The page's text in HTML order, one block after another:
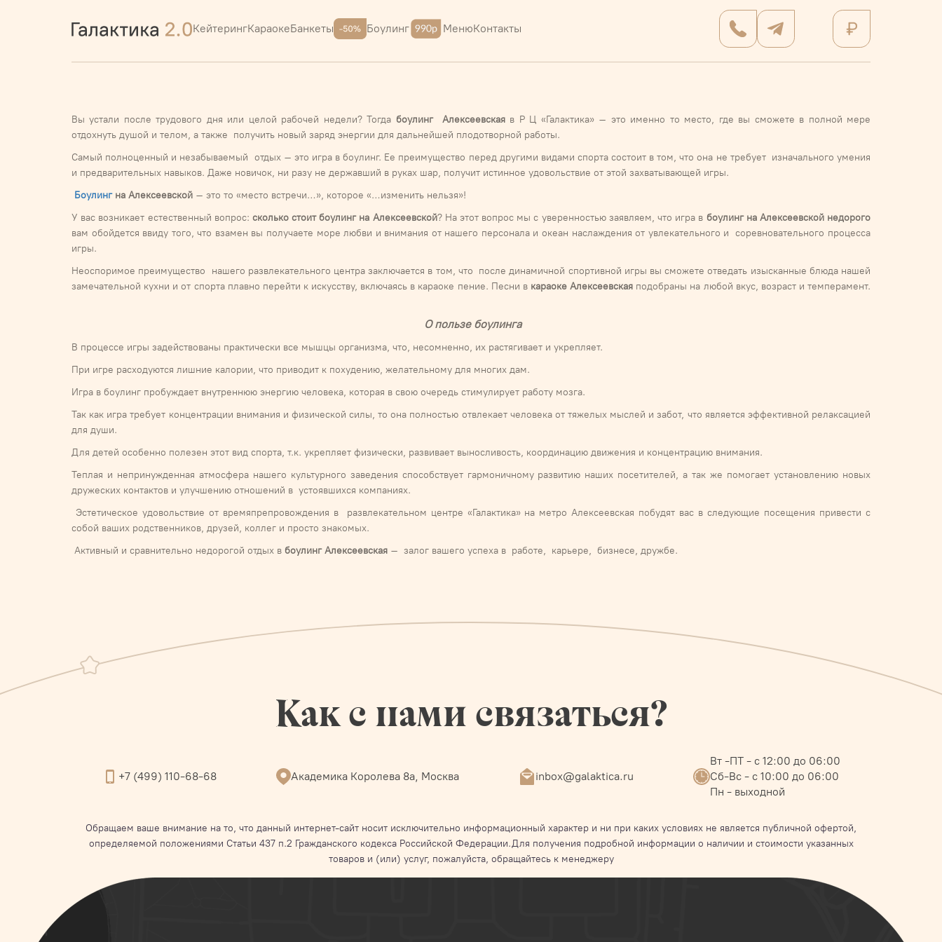
КейтерингКараокеБанкеты Боулинг МенюКонтакты
Вы устали после трудового дня или целой рабочей недели? Тогда боулинг Алексеевскаяв Р Ц «Галактика» – это именно то место, где вы сможете в полной мере
отдохнуть душой и телом, а также получить новый заряд энергии для дальнейшей плодотворной работы.
Самый полноценный и незабываемый отдых – это игра в боулинг. Ее преимущество перед другими видами спорта состоит в том, что она не требует изначального умения
и предварительных навыков. Даже новичок, ни разу не державший в руках шар, получит истинное удовольствие от этой захватывающей игры.
Боулингна Алексеевской – это то «место встречи…», которое «…изменить нельзя»!
У вас возникает естественный вопрос: сколько стоит боулинг на Алексеевской? На этот вопрос мы с уверенностью заявляем, что игра в боулинг на Алексеевской недорого
вам обойдется ввиду того, что взамен вы получаете море любви и внимания от нашего персонала и океан наслаждения от увлекательного и соревновательного процесса
игры.
Неоспоримое преимущество нашего развлекательного центра заключается в том, что после динамичной спортивной игры вы сможете отведать изысканные блюда нашей
замечательной кухни и от спорта плавно перейти к искусству, включаясь в караоке пение. Песни в караоке Алексеевская подобраны на любой вкус, возраст и темперамент.
О пользе боулинга
В процессе игры задействованы практически все мышцы организма, что, несомненно, их растягивает и укрепляет.
При игре расходуются лишние калории, что приводит к похудению, желательному для многих дам.
Игра в боулинг пробуждает внутреннюю энергию человека, которая в свою очередь стимулирует работу мозга.
Так как игра требует концентрации внимания и физической силы, то она полностью отвлекает человека от тяжелых мыслей и забот, что является эффективной релаксацией
для души.
Для детей особенно полезен этот вид спорта, т.к. укрепляет физически, развивает выносливость, координацию движения и концентрацию внимания.
Теплая и непринужденная атмосфера нашего культурного заведения способствует гармоничному развитию наших посетителей, а так же помогает установлению новых
дружеских контактов и улучшению отношений в устоявшихся компаниях.
Эстетическое удовольствие от времяпрепровождения в развлекательном центре «Галактика» на метро Алексеевская побудят вас в следующие посещения привести с
собой ваших родственников, друзей, коллег и просто знакомых.
Активный и сравнительно недорогой отдых в боулинг Алексеевская – залог вашего успеха в работе, карьере, бизнесе, дружбе.
Как с нами связаться?
+7 (499) 110-68-68 Академика Королева 8а, Москва inbox@galaktica.ru
Вт -ПТ - с 12:00 до 06:00
Сб-Вс - с 10:00 до 06:00
Пн - выходной
Обращаем ваше внимание на то, что данный интернет-сайт носит исключительно информационный характер и ни при каких условиях не является публичной офертой,
определяемой положениями Статьи 437 п.2 Гражданского кодекса Российской Федерации.Для получения подробной информации о наличии и стоимости указанных
товаров и (или) услуг, пожалуйста, обращайтесь к менеджеру